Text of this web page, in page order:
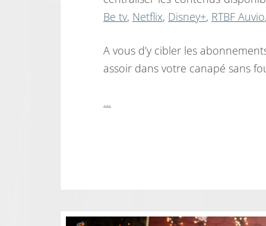
Be tv, Netflix, Disney+, RTBF Auvio
A vous d’y cibler les
assoir dans votre canapé sans
…